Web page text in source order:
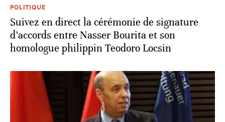
POLITIQUE
Suivez en direct la cérémonie de signature
d’accords entre Nasser Bourita et son
homologue philippin Teodoro Locsin